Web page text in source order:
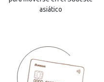
asiático